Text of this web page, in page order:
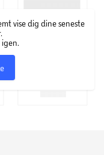
vise dig dine seneste